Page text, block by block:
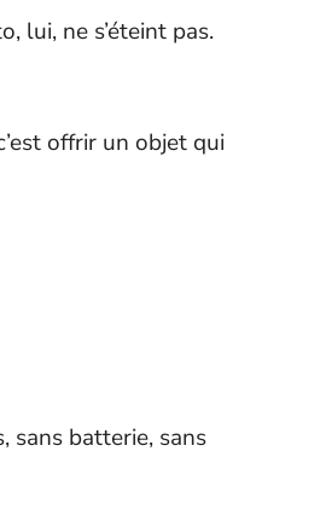
lui, ne s’éteint pas.
offrir un objet qui
sans batterie, sans